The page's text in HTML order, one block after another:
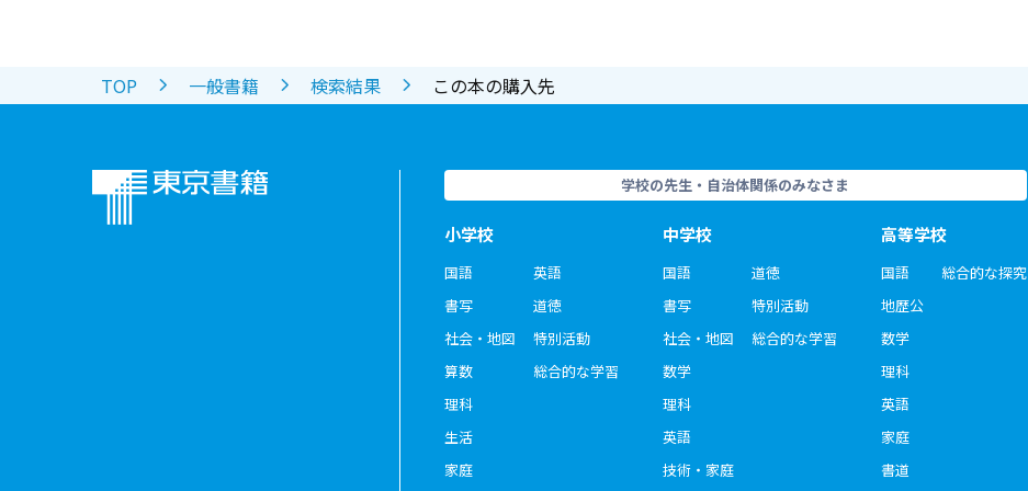
TOP 一般書籍 検索結果 この本の購入先
学校の先生・自治体関係のみなさま
小学校
国語
書写
社会・地図
算数
理科
生活
家庭
英語
道徳
特別活動
総合的な学習
中学校
国語
書写
社会・地図
数学
理科
英語
技術・家庭
道徳
特別活動
総合的な学習
高等学校
国語
地歴公
数学
理科
英語
家庭
書道
総合的な探究